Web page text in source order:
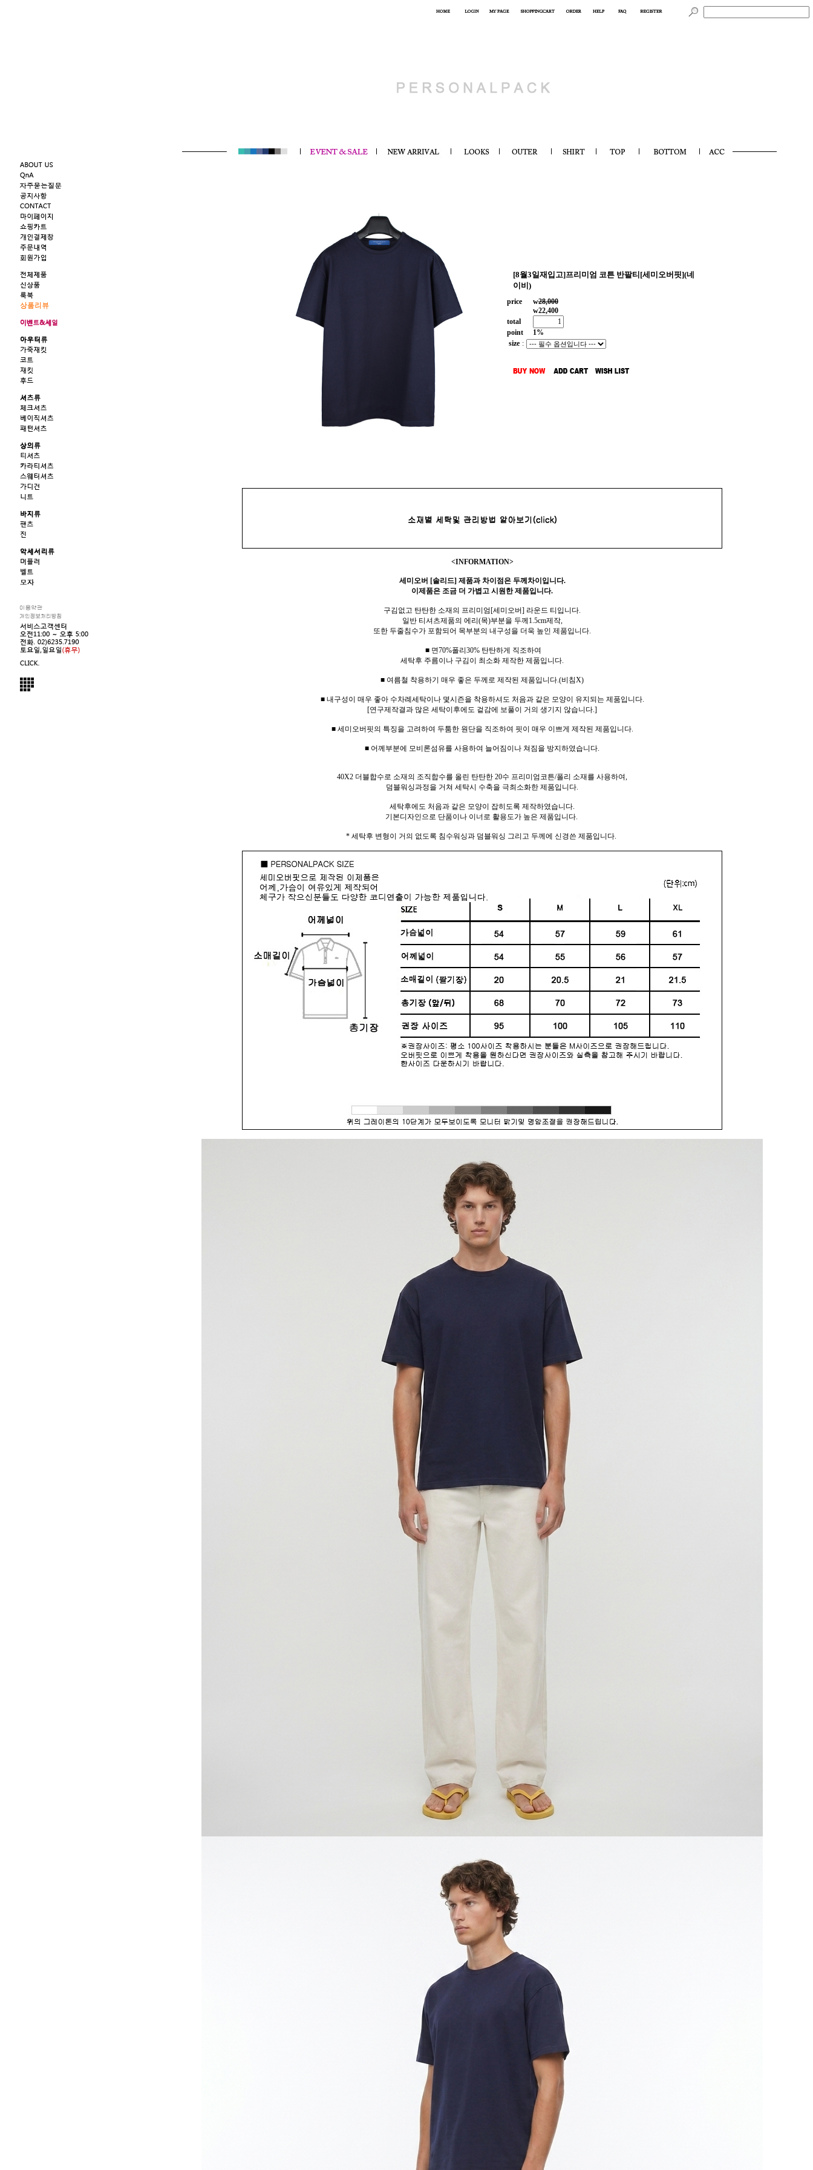
[8월3일재입고]프리미엄 코튼 반팔티[세미오버핏](네
이비)
price w28,000
w22,400
total
point
1%
size :
<INFORMATION>
세미오버 [솔리드] 제품과 차이점은 두께차이입니다.
이제품은 조금 더 가볍고 시원한 제품입니다.
구김없고 탄탄한 소재의 프리미엄[세미오버] 라운드 티입니다.
일반 티셔츠제품의 에리(목)부분을 두께1.5cm제작,
또한 두줄침수가 포함되어 목부분의 내구성을 더욱 높인 제품입니다.
■ 면70%폴리30% 탄탄하게 직조하여
세탁후 주름이나 구김이 최소화 제작한 제품입니다.
■ 여름철 착용하기 매우 좋은 두께로 제작된 제품입니다.(비침X)
■ 내구성이 매우 좋아 수차례세탁이나 몇시즌을 착용하셔도 처음과 같은 모양이 유지되는 제품입니다.
[연구제작결과 많은 세탁이후에도 겉감에 보풀이 거의 생기지 않습니다.]
■ 세미오버핏의 특징을 고려하여 두툼한 원단을 직조하여 핏이 매우 이쁘게 제작된 제품입니다.
■ 어께부분에 모비론섬유를 사용하여 늘어짐이나 쳐짐을 방지하였습니다.
40X2 더블합수로 소재의 조직합수를 올린 탄탄한 20수 프리미엄코튼/폴리 소재를 사용하여,
덤블워싱과정을 거쳐 세탁시 수축을 극최소화한 제품입니다.
세탁후에도 처음과 같은 모양이 잡히도록 제작하였습니다.
기본디자인으로 단품이나 이너로 활용도가 높은 제품입니다.
* 세탁후 변형이 거의 없도록 침수워싱과 덤블워싱 그리고 두께에 신경쓴 제품입니다.